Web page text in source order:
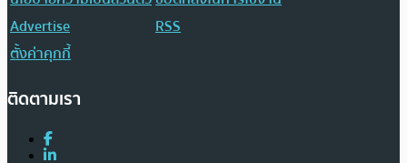
Advertise
RSS
ตั้งค่าคุกกี้
ติดตามเรา